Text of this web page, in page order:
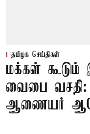
தமிழக செய்திகள்
மக்கள்
வைபை வசதி:
ஆணையர்